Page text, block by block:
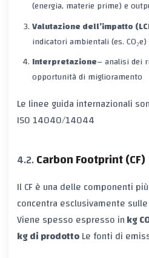
(energia, materie prime) e
Valutazione dell’impatto
indicatori ambientali (es. CO₂e)
Interpretazione– analisi dei
opportunità di miglioramento
Le linee guida internazionali
ISO 14040/14044
Carbon Footprint (CF)
Il CF è una delle componenti
concentra esclusivamente sulle
Viene spesso espresso inkg
kg di prodottoLe fonti di